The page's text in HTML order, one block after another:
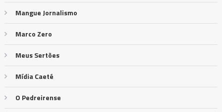
Mangue Jornalismo
Marco Zero
Meus Sertões
Mídia Caeté
O Pedreirense